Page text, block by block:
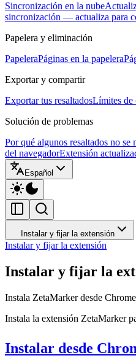
Sincronización en la nube
sincronización — actualiza para
Papelera y eliminación
PapeleraPáginas en la papelera
Exportar y compartir
Exportar tus resaltadosLímites de
Solución de problemas
Por qué algunos resaltados no se
del navegadorExtensión
Español
Instalar y fijar la extensión
Instalar y fijar la extensión
Instalar y fijar la
Instala ZetaMarker desde
Instala la extensión ZetaMarker
Instalar desde